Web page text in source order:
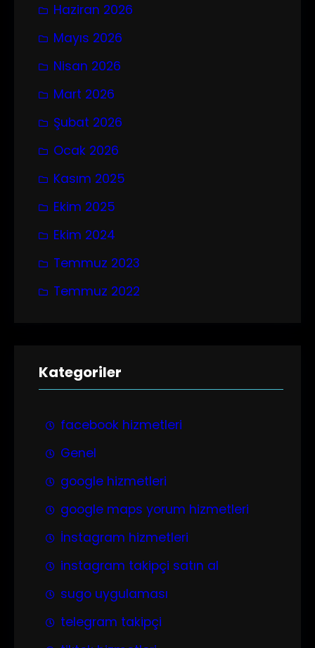
Haziran 2026
Mayıs 2026
Nisan 2026
Mart 2026
Şubat 2026
Ocak 2026
Kasım 2025
Ekim 2025
Ekim 2024
Temmuz 2023
Temmuz 2022
Kategoriler
facebook hizmetleri
Genel
google hizmetleri
google maps yorum hizmetleri
İnstagram hizmetleri
instagram takipçi satın al
sugo uygulaması
telegram takipçi